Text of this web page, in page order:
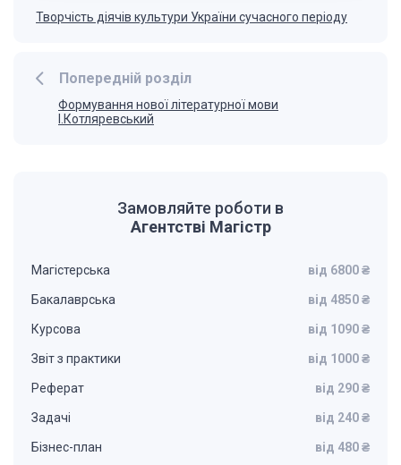
Попередній розділ
Формування нової літературної мови
І.Котляревський
Творчість діячів культури України сучасного періоду
Замовляйте роботи в
Агентстві Магістр
Магістерська від 6800 ₴
Бакалаврська від 4850 ₴
Курсова від 1090 ₴
Звіт з практики від 1000 ₴
Реферат від 290 ₴
Задачі від 240 ₴
Бізнес-план від 480 ₴